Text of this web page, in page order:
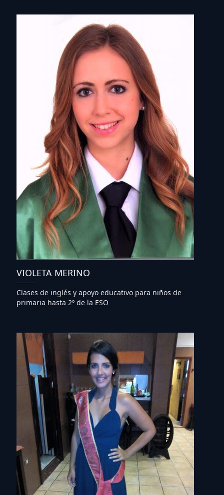
VIOLETA MERINO
Clases de inglés y apoyo educativo para niños de
primaria hasta 2º de la ESO